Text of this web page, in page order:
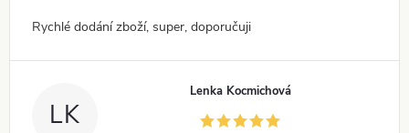
Rychlé dodání zboží, super, doporučuji
LK
Lenka Kocmichová